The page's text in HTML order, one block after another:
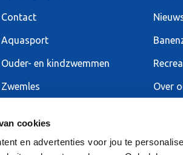
cookies
en advertenties voor jou te
Contact
Aquasport
Ouder- en kindzwemmen
Zwemles Over